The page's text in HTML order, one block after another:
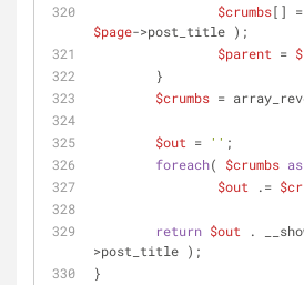
$crumbs[]
$page->post_title );
$parent =
	}
$crumbs =
$out = '' ;
foreach( $crumbs as
$out .=
return $out .
>post_title );
}